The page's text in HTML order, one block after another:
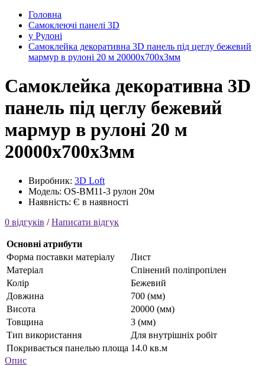
Головна
Самоклеючі панелі 3D
у Рулоні
Самоклейка декоративна 3D панель під цеглу бежевий
мармур в рулоні 20 м 20000x700x3мм
Самоклейка декоративна 3D
панель під цеглу бежевий
мармур в рулоні 20 м
20000x700x3мм
Виробник: 3D Loft
Модель: OS-BM11-3 рулон 20м
Наявність: Є в наявності
0 відгуків /Написати відгук
Основні атрибути
Форма поставки матеріалу
Лист
Матеріал
Cпінений поліпропілен
Колір
Бежевий
Довжина
700 (мм)
Висота
20000 (мм)
Товщина
3 (мм)
Тип використання
Для внутрішніх робіт
Покривається панелью площа 14.0 кв.м
Опис